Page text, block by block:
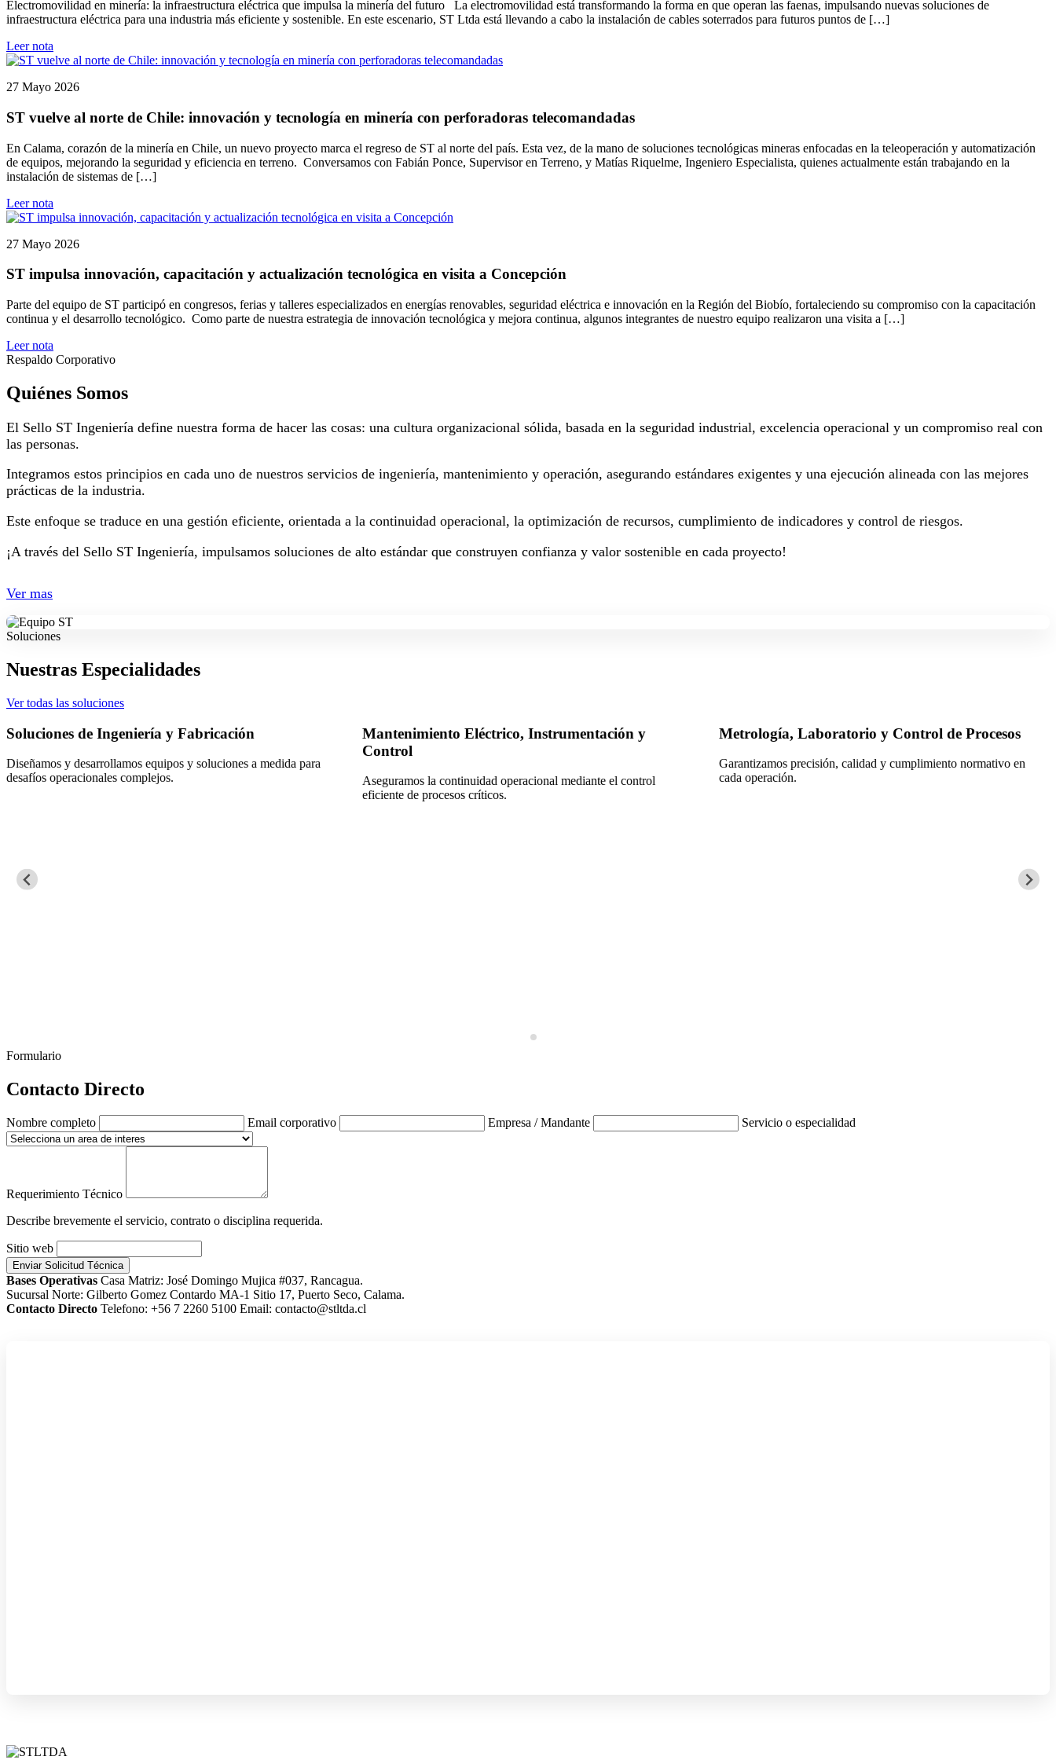
Electromovilidad en minería: la infraestructura eléctrica que impulsa la minería del futuro La electromovilidad está transformando la forma en que operan las faenas, impulsando nuevas soluciones de
infraestructura eléctrica para una industria más eficiente y sostenible. En este escenario, ST Ltda está llevando a cabo la instalación de cables soterrados para futuros puntos de […]
Leer nota
27 Mayo 2026
ST vuelve al norte de Chile: innovación y tecnología en minería con perforadoras telecomandadas
En Calama, corazón de la minería en Chile, un nuevo proyecto marca el regreso de ST al norte del país. Esta vez, de la mano de soluciones tecnológicas mineras enfocadas en la teleoperación y automatización
de equipos, mejorando la seguridad y eficiencia en terreno. Conversamos con Fabián Ponce, Supervisor en Terreno, y Matías Riquelme, Ingeniero Especialista, quienes actualmente están trabajando en la
instalación de sistemas de […]
Leer nota
27 Mayo 2026
ST impulsa innovación, capacitación y actualización tecnológica en visita a Concepción
Parte del equipo de ST participó en congresos, ferias y talleres especializados en energías renovables, seguridad eléctrica e innovación en la Región del Biobío, fortaleciendo su compromiso con la capacitación
continua y el desarrollo tecnológico. Como parte de nuestra estrategia de innovación tecnológica y mejora continua, algunos integrantes de nuestro equipo realizaron una visita a […]
Leer nota
Respaldo Corporativo
Quiénes Somos
El Sello ST Ingeniería define nuestra forma de hacer las cosas: una cultura organizacional sólida, basada en la seguridad industrial, excelencia operacional y un compromiso real con
las personas.
Integramos estos principios en cada uno de nuestros servicios de ingeniería, mantenimiento y operación, asegurando estándares exigentes y una ejecución alineada con las mejores
prácticas de la industria.
Este enfoque se traduce en una gestión eficiente, orientada a la continuidad operacional, la optimización de recursos, cumplimiento de indicadores y control de riesgos.
¡A través del Sello ST Ingeniería, impulsamos soluciones de alto estándar que construyen confianza y valor sostenible en cada proyecto!
Ver mas
Soluciones
Nuestras Especialidades
Ver todas las soluciones
Soluciones de Ingeniería y Fabricación
Diseñamos y desarrollamos equipos y soluciones a medida para
desafíos operacionales complejos.
Mantenimiento Eléctrico, Instrumentación y
Control
Aseguramos la continuidad operacional mediante el control
eficiente de procesos críticos.
Metrología, Laboratorio y Control de Procesos
Garantizamos precisión, calidad y cumplimiento normativo en
cada operación.
Formulario
Contacto Directo
Nombre completo Email corporativo Empresa / Mandante Servicio o especialidad
Requerimiento Técnico
Describe brevemente el servicio, contrato o disciplina requerida.
Sitio web
Enviar Solicitud Técnica
Bases Operativas Casa Matriz: José Domingo Mujica #037, Rancagua.
Sucursal Norte: Gilberto Gomez Contardo MA-1 Sitio 17, Puerto Seco, Calama.
Contacto Directo Telefono: +56 7 2260 5100 Email: contacto@stltda.cl